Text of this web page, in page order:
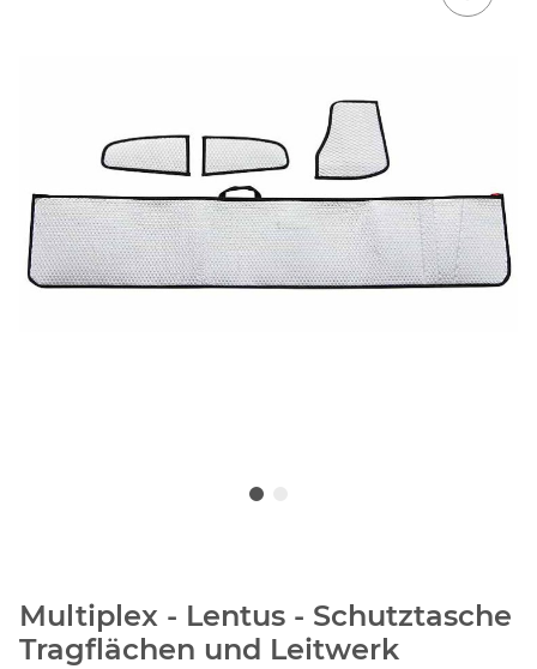
Multiplex - Lentus - Schutztasche
Tragflächen und Leitwerk